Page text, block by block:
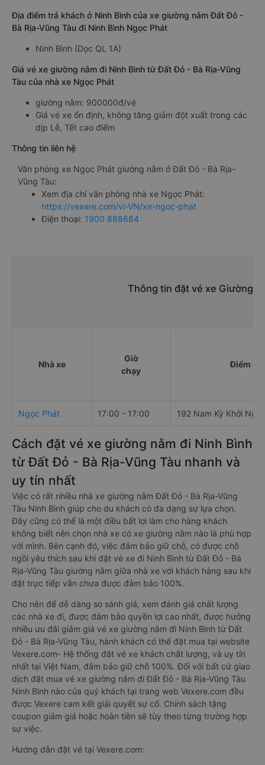
Địa điểm trả khách ở Ninh Bình của xe giường nằm Đất Đỏ -
Bà Rịa-Vũng Tàu đi Ninh Bình Ngọc Phát
Ninh Bình (Dọc QL 1A)
Giá vé xe giường nằm đi Ninh Bình từ Đất Đỏ - Bà Rịa-Vũng
Tàu của nhà xe Ngọc Phát
giường nằm: 900000đ/vé
Giá vé xe ổn định, không tăng giảm đột xuất trong các
dịp Lễ, Tết cao điểm
Thông tin liên hệ
Văn phòng xe Ngọc Phát giường nằm ở Đất Đỏ - Bà Rịa-
Vũng Tàu:
Xem địa chỉ văn phòng nhà xe Ngọc Phát:
https://vexere.com/vi-VN/xe-ngoc-phat
Điện thoại: 1900 888684
Thông tin đặt vé xe Giường
Nhà xe
Giờ
chạy
Điểm đi
Ngọc Phát 17:00 - 17:00 192 Nam Kỳ Khởi
Cách đặt vé xe giường nằm đi Ninh Bình
từ Đất Đỏ - Bà Rịa-Vũng Tàu nhanh và
uy tín nhất
Việc có rất nhiều nhà xe giường nằm Đất Đỏ - Bà Rịa-Vũng
Tàu Ninh Bình giúp cho du khách có đa dạng sự lựa chọn.
Đây cũng có thể là một điều bất lợi làm cho hàng khách
không biết nên chọn nhà xe có xe giường nằm nào là phù hợp
với mình. Bên cạnh đó, việc đảm bảo giữ chỗ, có được chỗ
ngồi yêu thích sau khi đặt vé xe đi Ninh Bình từ Đất Đỏ - Bà
Rịa-Vũng Tàu giường nằm giữa nhà xe với khách hàng sau khi
đặt trực tiếp vẫn chưa được đảm bảo 100%.
Cho nên để dễ dàng so sánh giá, xem đánh giá chất lượng
các nhà xe đi, được đảm bảo quyền lợi cao nhất, được hưởng
nhiều ưu đãi giảm giá vé xe giường nằm đi Ninh Bình từ Đất
Đỏ - Bà Rịa-Vũng Tàu, hành khách có thể đặt mua tại website
Vexere.com- Hệ thống đặt vé xe khách chất lượng, và uy tín
nhất tại Việt Nam, đảm bảo giữ chỗ 100%. Đối với bất cứ giao
dịch đặt mua vé xe giường nằm đi Đất Đỏ - Bà Rịa-Vũng Tàu
Ninh Bình nào của quý khách tại trang web Vexere.com đều
được Vexere cam kết giải quyết sự cố. Chính sách tặng
coupon giảm giá hoặc hoàn tiền sẽ tùy theo từng trường hợp
sự việc.
Hướng dẫn đặt vé tại Vexere.com: